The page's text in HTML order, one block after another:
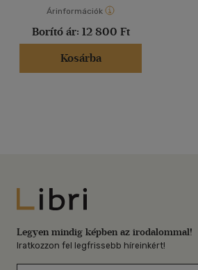
Árinformációk
Borító ár: 12 800 Ft
Kosárba
Libri
Legyen mindig képben az irodalommal!
Iratkozzon fel legfrissebb híreinkért!